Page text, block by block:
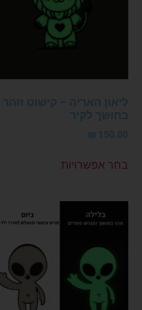
לִיאוֹן האריה – קישוט זוהר
בחושך לקיר
150.00
₪
בחר אפשרויות